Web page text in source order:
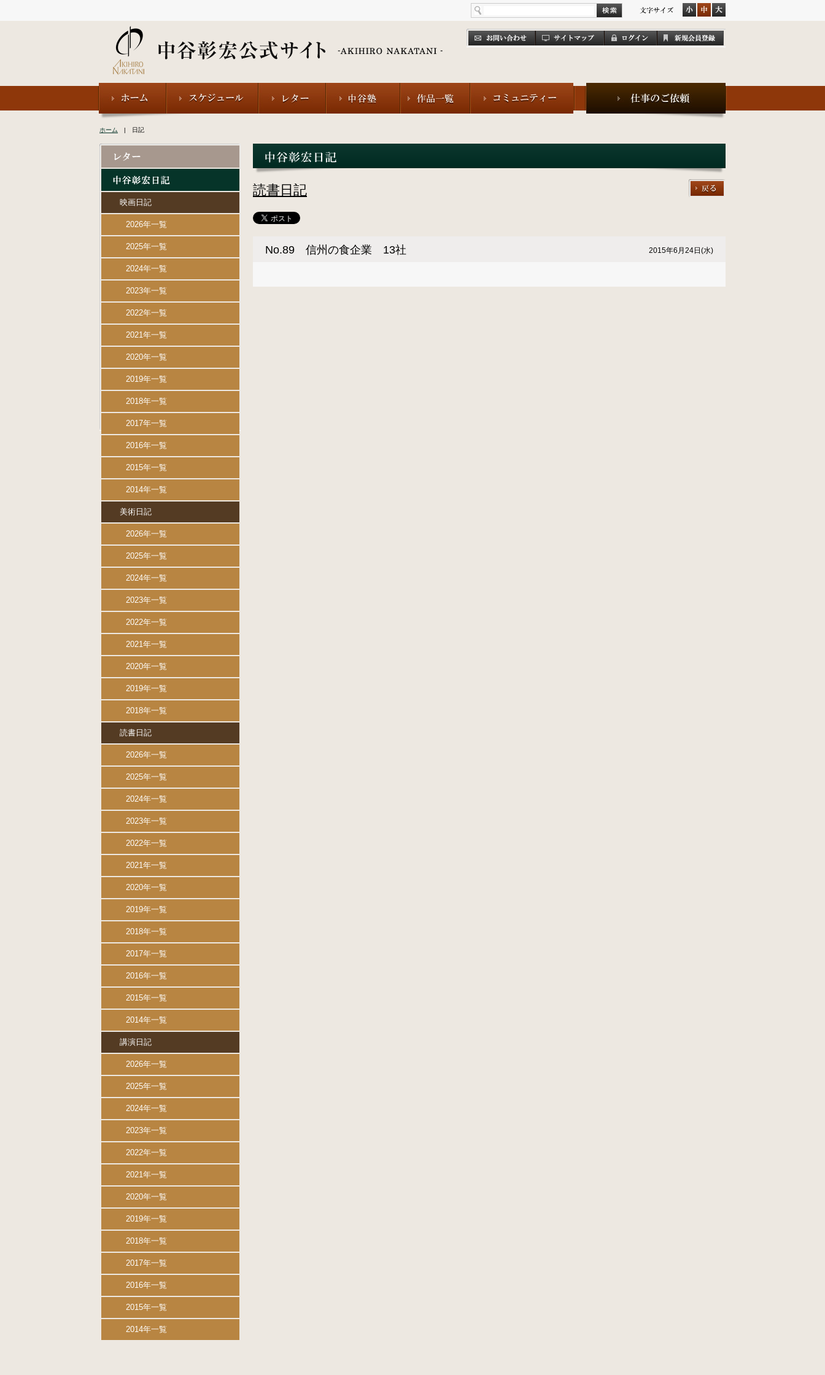
ホーム | 日記
読書日記
No.89 信州の食企業 13社 2015年6月24日(水)
映画日記
2026年一覧
2025年一覧
2024年一覧
2023年一覧
2022年一覧
2021年一覧
2020年一覧
2019年一覧
2018年一覧
2017年一覧
2016年一覧
2015年一覧
2014年一覧
美術日記
2026年一覧
2025年一覧
2024年一覧
2023年一覧
2022年一覧
2021年一覧
2020年一覧
2019年一覧
2018年一覧
読書日記
2026年一覧
2025年一覧
2024年一覧
2023年一覧
2022年一覧
2021年一覧
2020年一覧
2019年一覧
2018年一覧
2017年一覧
2016年一覧
2015年一覧
2014年一覧
講演日記
2026年一覧
2025年一覧
2024年一覧
2023年一覧
2022年一覧
2021年一覧
2020年一覧
2019年一覧
2018年一覧
2017年一覧
2016年一覧
2015年一覧
2014年一覧